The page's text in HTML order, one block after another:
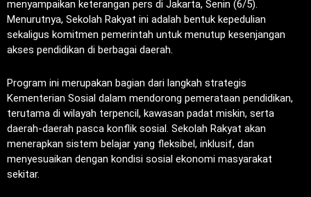
menyampaikan keterangan pers di Jakarta, Senin (6/5).
Menurutnya, Sekolah Rakyat ini adalah bentuk kepedulian
sekaligus komitmen pemerintah untuk menutup kesenjangan
akses pendidikan di berbagai daerah.
Program ini merupakan bagian dari langkah strategis
Kementerian Sosial dalam mendorong pemerataan pendidikan,
terutama di wilayah terpencil, kawasan padat miskin, serta
daerah-daerah pasca konflik sosial. Sekolah Rakyat akan
menerapkan sistem belajar yang fleksibel, inklusif, dan
menyesuaikan dengan kondisi sosial ekonomi masyarakat
sekitar.